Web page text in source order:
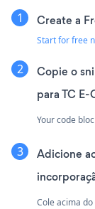
Create a
Start for free
Copie o
para TC
Your code
Adicione
Cole acima